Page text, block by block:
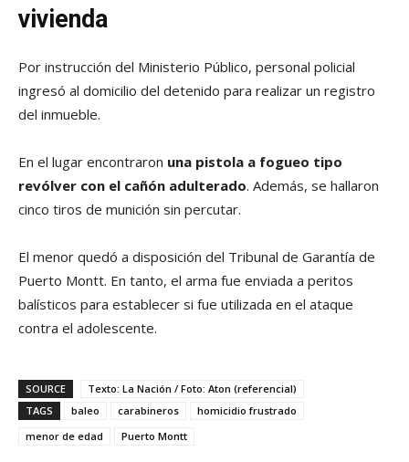
vivienda
Por instrucción del Ministerio Público, personal policial
ingresó al domicilio del detenido para realizar un registro
del inmueble.
En el lugar encontraron una pistola a fogueo tipo
revólver con el cañón adulterado. Además, se hallaron
cinco tiros de munición sin percutar.
El menor quedó a disposición del Tribunal de Garantía de
Puerto Montt. En tanto, el arma fue enviada a peritos
balísticos para establecer si fue utilizada en el ataque
contra el adolescente.
SOURCE
Texto: La Nación / Foto: Aton (referencial)
TAGS
baleo carabineros
homicidio frustrado
menor de edad
Puerto Montt